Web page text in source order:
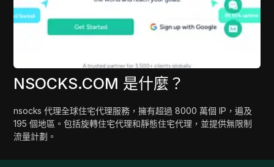
NSOCKS.COM 是什麼？
nsocks 代理全球住宅代理服務，擁有超過 8000 萬個 IP，遍及
195 個地區。包括旋轉住宅代理和靜態住宅代理，並提供無限制
流量計劃。